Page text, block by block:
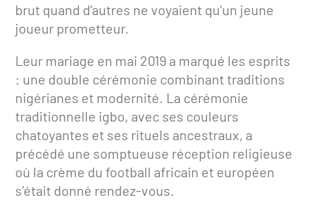
brut quand d’autres ne voyaient qu’un jeune
joueur prometteur.
Leur mariage en mai 2019 a marqué les esprits
: une double cérémonie combinant traditions
nigérianes et modernité. La cérémonie
traditionnelle igbo, avec ses couleurs
chatoyantes et ses rituels ancestraux, a
précédé une somptueuse réception religieuse
où la crème du football africain et européen
s’était donné rendez-vous.